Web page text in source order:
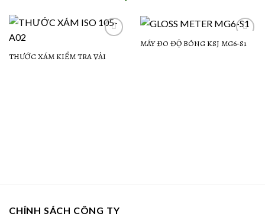
Wishlist
THƯỚC XÁM KIỂM TRA VẢI
Add to
MÁY ĐO ĐỘ BÓNG KSJ MG6-S1
CHÍNH SÁCH CÔNG TY